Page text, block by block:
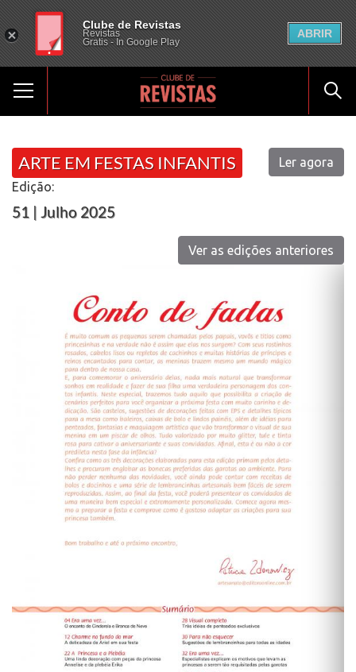
ARTE EM FESTAS INFANTIS
Edição:
51 | Julho 2025
Ler agora
Ver as edições anteriores
Clube de Revistas
Revistas
Gratis - In Google Play
ABRIR